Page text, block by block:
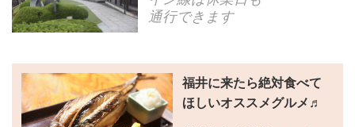
通行できます
福井に来たら絶対食べて
ほしいオススメグルメ♬